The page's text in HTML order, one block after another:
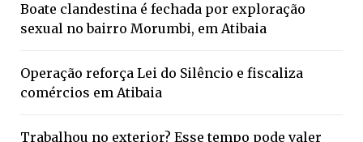
Boate clandestina é fechada por exploração
sexual no bairro Morumbi, em Atibaia
Operação reforça Lei do Silêncio e fiscaliza
comércios em Atibaia
Trabalhou no exterior? Esse tempo pode valer